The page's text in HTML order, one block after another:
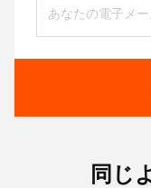
同じ